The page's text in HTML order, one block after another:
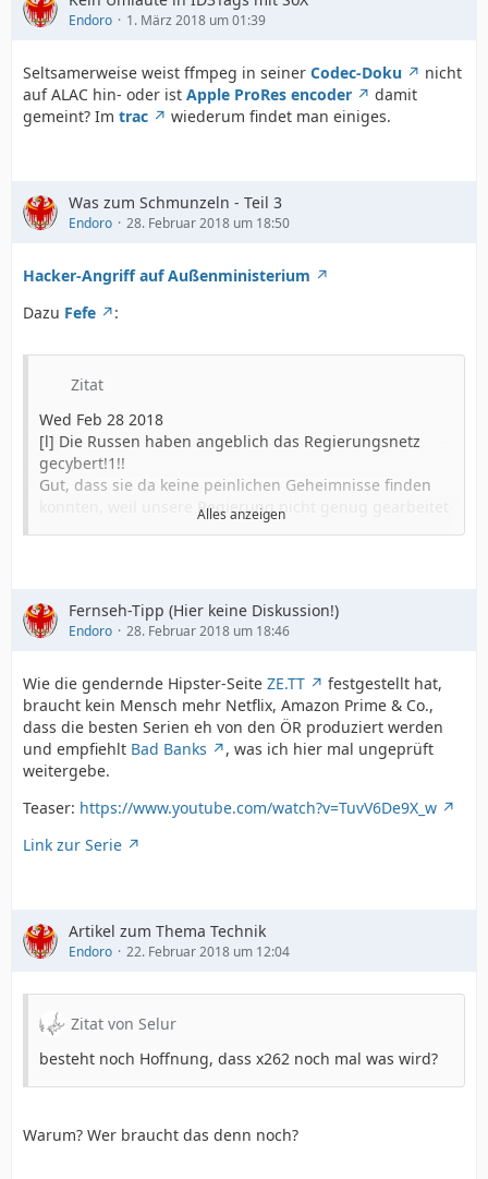
Endoro 1. März 2018 um 01:39
Seltsamerweise weist ffmpeg in seiner Codec-Doku
nicht
auf ALAC hin- oder ist Apple ProRes encoder
damit
gemeint? Im trac wiederum findet man einiges.
Was zum Schmunzeln - Teil 3
Endoro 28. Februar 2018 um 18:50
Hacker-Angriff auf Außenministerium
Dazu Fefe :
Zitat
Wed Feb 28 2018
[l] Die Russen haben angeblich das Regierungsnetz
gecybert!1!!
Gut, dass sie da keine peinlichen Geheimnisse finden
konnten, weil unsere Regierung nicht genug gearbeitet
hat, um peinliche Geheimnisse zu produzieren.
Ausländische Hacker sind nach Informationen der
Deutschen Presse-Agentur in das bislang als sicher
Ja, äh, nee. Wer zu irgendeinem Netz annimmt, es sei
schon sicher, ist inkompetent und sollte gefeuert
werden. Erst Recht, wenn das Netz von einem externen
Dienstleister betrieben wird, wie T-Systems in diesem
Fall.
Die Angreifer sollen Sicherheitskreisen zufolge der
Gruppe "APT28" angehören, die viele Fachleute
russischen Regierungsstellen zurechnen.
Hörensagen aus nicht ernstzunehmenden Quellen mit
kommerziellem Panikschürhintergrund.
Hey, wisst ihr noch damals, als München auf Linux
umgestellt wurde und von den Russen gehackt wurde?
Nicht? WEIL ES NICHT PASSIERT IST. Ja warum bloß!1!!
Die Lösung für mehr Windows-Malware ist mehr
Die Lösung für mehr Gun Violence sind mehr Guns.
Alles anzeigen
Fernseh-Tipp (Hier keine Diskussion!)
Endoro 28. Februar 2018 um 18:46
Wie die gendernde Hipster-Seite ZE.TT
festgestellt hat,
braucht kein Mensch mehr Netflix, Amazon Prime & Co.,
dass die besten Serien eh von den ÖR produziert werden
und empfiehlt Bad Banks
, was ich hier mal ungeprüft
weitergebe.
Teaser: https://www.youtube.com/watch?v=TuvV6De9X_w
Link zur Serie
Artikel zum Thema Technik
Endoro 22. Februar 2018 um 12:04
Zitat von Selur
besteht noch Hoffnung, dass x262 noch mal was wird?
Warum? Wer braucht das denn noch?